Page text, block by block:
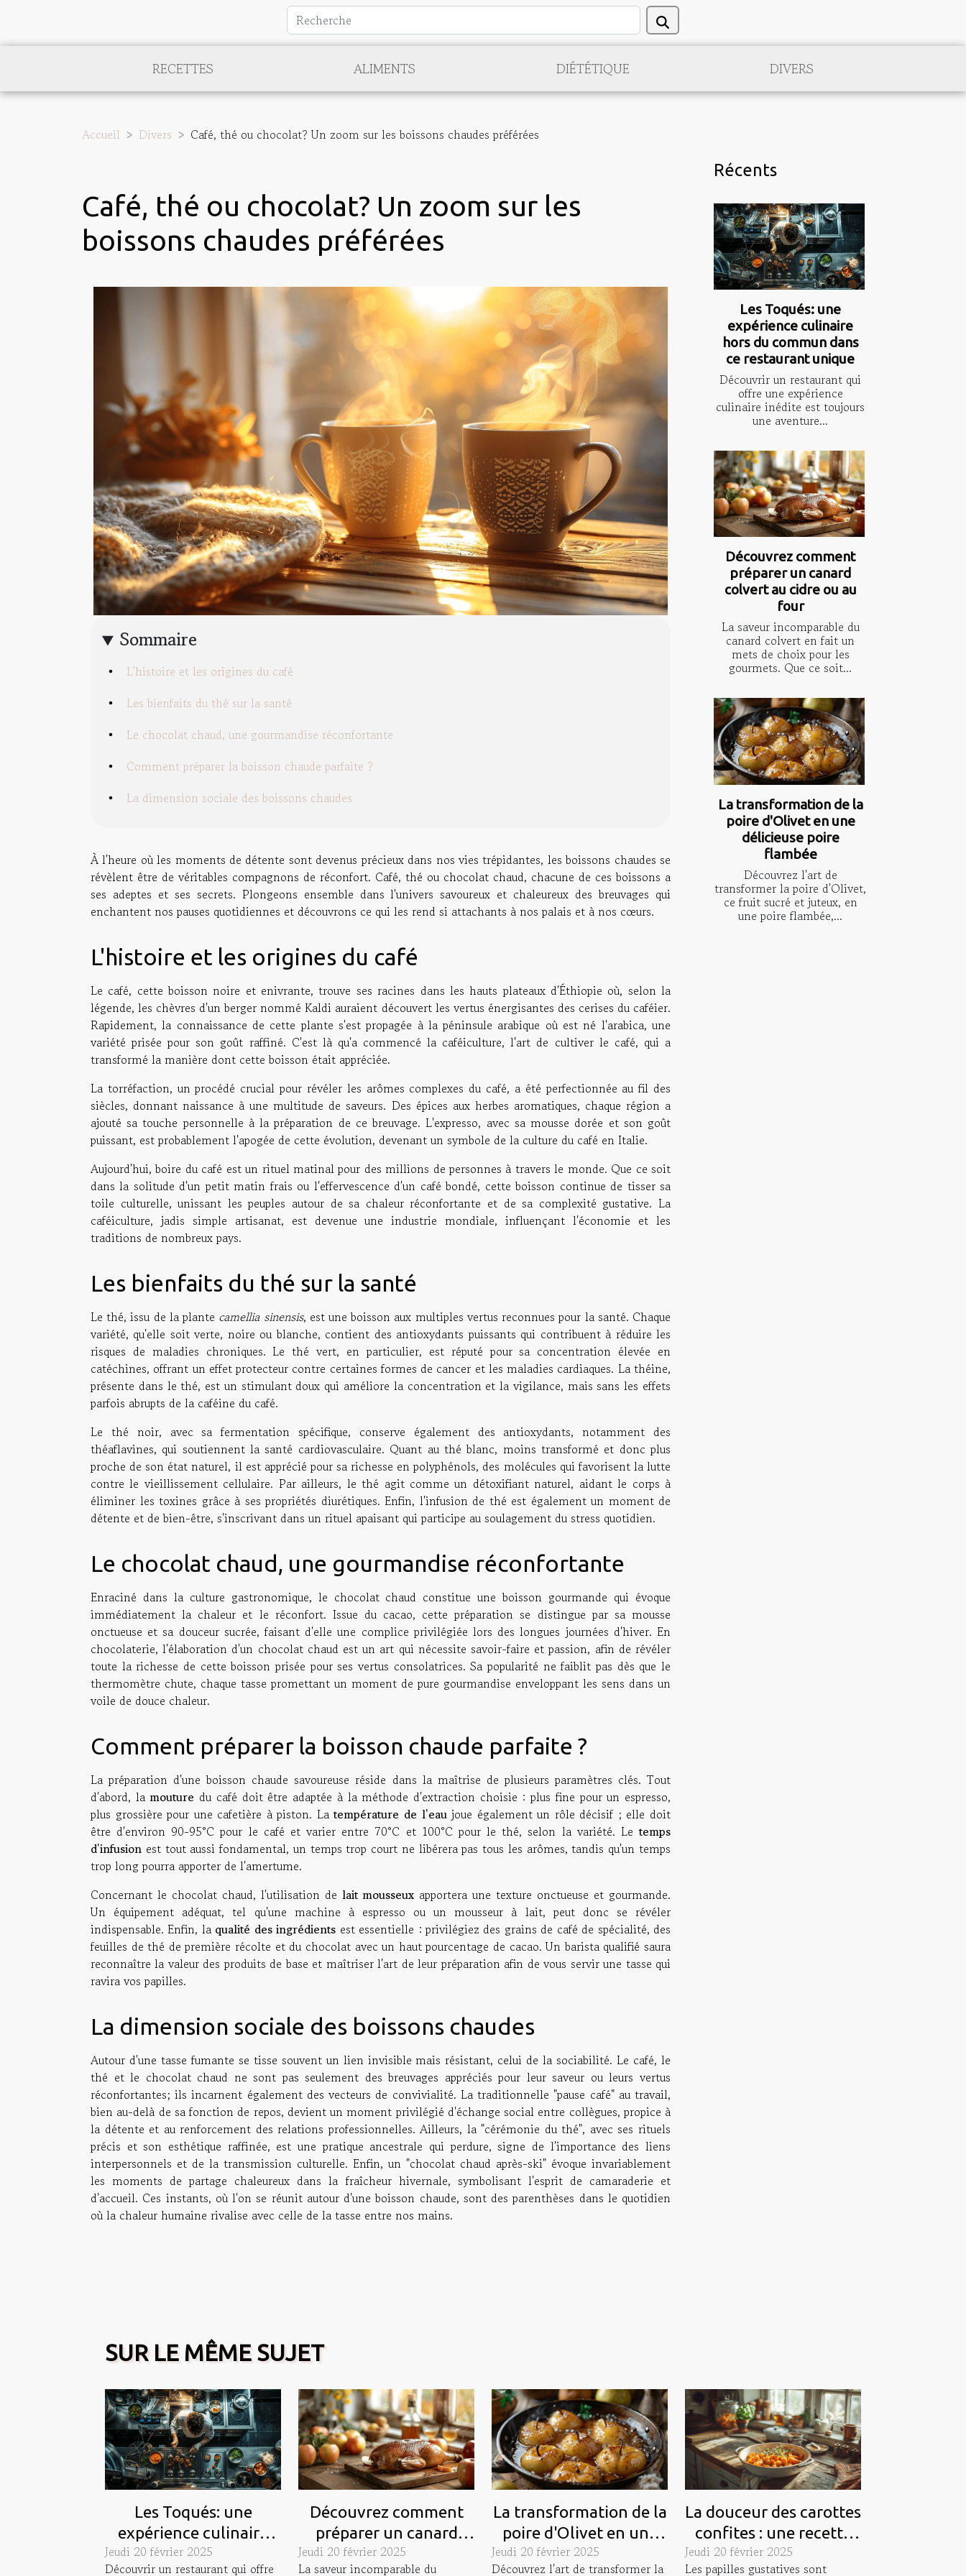
RECETTES ALIMENTS DIÉTÉTIQUE DIVERS
Accueil Divers Café, thé ou chocolat? Un zoom sur les boissons chaudes préférées
Café, thé ou chocolat? Un zoom sur les
boissons chaudes préférées
Sommaire
L'histoire et les origines du café
Les bienfaits du thé sur la santé
Le chocolat chaud, une gourmandise réconfortante
Comment préparer la boisson chaude parfaite ?
La dimension sociale des boissons chaudes
À l'heure où les moments de détente sont devenus précieux dans nos vies trépidantes, les boissons chaudes se
révèlent être de véritables compagnons de réconfort. Café, thé ou chocolat chaud, chacune de ces boissons a
ses adeptes et ses secrets. Plongeons ensemble dans l'univers savoureux et chaleureux des breuvages qui
enchantent nos pauses quotidiennes et découvrons ce qui les rend si attachants à nos palais et à nos cœurs.
L'histoire et les origines du café
Le café, cette boisson noire et enivrante, trouve ses racines dans les hauts plateaux d'Éthiopie où, selon la
légende, les chèvres d'un berger nommé Kaldi auraient découvert les vertus énergisantes des cerises du caféier.
Rapidement, la connaissance de cette plante s'est propagée à la péninsule arabique où est né l'arabica, une
variété prisée pour son goût raffiné. C'est là qu'a commencé la caféiculture, l'art de cultiver le café, qui a
transformé la manière dont cette boisson était appréciée.
La torréfaction, un procédé crucial pour révéler les arômes complexes du café, a été perfectionnée au fil des
siècles, donnant naissance à une multitude de saveurs. Des épices aux herbes aromatiques, chaque région a
ajouté sa touche personnelle à la préparation de ce breuvage. L'expresso, avec sa mousse dorée et son goût
puissant, est probablement l'apogée de cette évolution, devenant un symbole de la culture du café en Italie.
Aujourd'hui, boire du café est un rituel matinal pour des millions de personnes à travers le monde. Que ce soit
dans la solitude d'un petit matin frais ou l'effervescence d'un café bondé, cette boisson continue de tisser sa
toile culturelle, unissant les peuples autour de sa chaleur réconfortante et de sa complexité gustative. La
caféiculture, jadis simple artisanat, est devenue une industrie mondiale, influençant l'économie et les
traditions de nombreux pays.
Les bienfaits du thé sur la santé
Le thé, issu de la plante camellia sinensis, est une boisson aux multiples vertus reconnues pour la santé. Chaque
variété, qu'elle soit verte, noire ou blanche, contient des antioxydants puissants qui contribuent à réduire les
risques de maladies chroniques. Le thé vert, en particulier, est réputé pour sa concentration élevée en
catéchines, offrant un effet protecteur contre certaines formes de cancer et les maladies cardiaques. La théine,
présente dans le thé, est un stimulant doux qui améliore la concentration et la vigilance, mais sans les effets
parfois abrupts de la caféine du café.
Le thé noir, avec sa fermentation spécifique, conserve également des antioxydants, notamment des
théaflavines, qui soutiennent la santé cardiovasculaire. Quant au thé blanc, moins transformé et donc plus
proche de son état naturel, il est apprécié pour sa richesse en polyphénols, des molécules qui favorisent la lutte
contre le vieillissement cellulaire. Par ailleurs, le thé agit comme un détoxifiant naturel, aidant le corps à
éliminer les toxines grâce à ses propriétés diurétiques. Enfin, l'infusion de thé est également un moment de
détente et de bien-être, s'inscrivant dans un rituel apaisant qui participe au soulagement du stress quotidien.
Le chocolat chaud, une gourmandise réconfortante
Enraciné dans la culture gastronomique, le chocolat chaud constitue une boisson gourmande qui évoque
immédiatement la chaleur et le réconfort. Issue du cacao, cette préparation se distingue par sa mousse
onctueuse et sa douceur sucrée, faisant d'elle une complice privilégiée lors des longues journées d'hiver. En
chocolaterie, l'élaboration d'un chocolat chaud est un art qui nécessite savoir-faire et passion, afin de révéler
toute la richesse de cette boisson prisée pour ses vertus consolatrices. Sa popularité ne faiblit pas dès que le
thermomètre chute, chaque tasse promettant un moment de pure gourmandise enveloppant les sens dans un
voile de douce chaleur.
Comment préparer la boisson chaude parfaite ?
La préparation d'une boisson chaude savoureuse réside dans la maîtrise de plusieurs paramètres clés. Tout
d'abord, la mouture du café doit être adaptée à la méthode d'extraction choisie : plus fine pour un espresso,
plus grossière pour une cafetière à piston. Latempérature de l'eaujoue également un rôle décisif ; elle doit
être d'environ 90-95°C pour le café et varier entre 70°C et 100°C pour le thé, selon la variété. Letemps
d'infusion est tout aussi fondamental, un temps trop court ne libérera pas tous les arômes, tandis qu'un temps
trop long pourra apporter de l'amertume.
Concernant le chocolat chaud, l'utilisation de lait mousseux apportera une texture onctueuse et gourmande.
Un équipement adéquat, tel qu'une machine à espresso ou un mousseur à lait, peut donc se révéler
indispensable. Enfin, la qualité des ingrédients est essentielle : privilégiez des grains de café de spécialité, des
feuilles de thé de première récolte et du chocolat avec un haut pourcentage de cacao. Un barista qualifié saura
reconnaître la valeur des produits de base et maîtriser l'art de leur préparation afin de vous servir une tasse qui
ravira vos papilles.
La dimension sociale des boissons chaudes
Autour d'une tasse fumante se tisse souvent un lien invisible mais résistant, celui de la sociabilité. Le café, le
thé et le chocolat chaud ne sont pas seulement des breuvages appréciés pour leur saveur ou leurs vertus
réconfortantes; ils incarnent également des vecteurs de convivialité. La traditionnelle "pause café" au travail,
bien au-delà de sa fonction de repos, devient un moment privilégié d'échange social entre collègues, propice à
la détente et au renforcement des relations professionnelles. Ailleurs, la "cérémonie du thé", avec ses rituels
précis et son esthétique raffinée, est une pratique ancestrale qui perdure, signe de l'importance des liens
interpersonnels et de la transmission culturelle. Enfin, un "chocolat chaud après-ski" évoque invariablement
les moments de partage chaleureux dans la fraîcheur hivernale, symbolisant l'esprit de camaraderie et
d'accueil. Ces instants, où l'on se réunit autour d'une boisson chaude, sont des parenthèses dans le quotidien
où la chaleur humaine rivalise avec celle de la tasse entre nos mains.
Récents
Les Toqués: une
expérience culinaire
hors du commun dans
ce restaurant unique
Découvrir un restaurant qui
offre une expérience
culinaire inédite est toujours
une aventure...
Découvrez comment
préparer un canard
colvert au cidre ou au
four
La saveur incomparable du
canard colvert en fait un
mets de choix pour les
gourmets. Que ce soit...
La transformation de la
poire d'Olivet en une
délicieuse poire
flambée
Découvrez l'art de
transformer la poire d'Olivet,
ce fruit sucré et juteux, en
une poire flambée,...
SUR LE MÊME SUJET
Les Toqués: une
expérience culinaire
hors du commun dans
Jeudi 20 février 2025
Découvrir un restaurant qui offre
Découvrez comment
préparer un canard
colvert au cidre ou au
Jeudi 20 février 2025
La saveur incomparable du
La transformation de la
poire d'Olivet en une
délicieuse poire
Jeudi 20 février 2025
Découvrez l'art de transformer la
La douceur des carottes
confites : une recette
savoureuse à découvrir
Jeudi 20 février 2025
Les papilles gustatives sont